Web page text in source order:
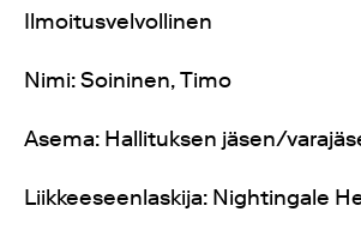
Ilmoitusvelvollinen
Nimi: Soininen, Timo
Asema: Hallituksen jäsen/
Liikkeeseenlaskija: Nightingale